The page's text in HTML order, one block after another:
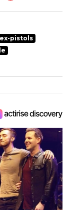
pistols